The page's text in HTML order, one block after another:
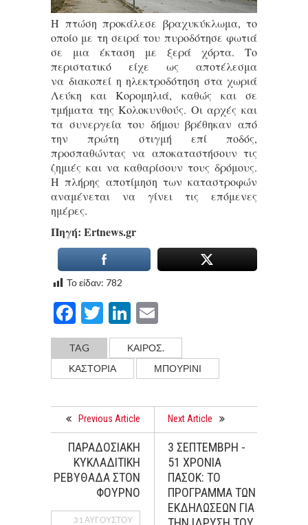
Η πτώση προκάλεσε βραχυκύκλωμα, το
οποίο με τη σειρά του πυροδότησε φωτιά
σε μια έκταση με ξερά χόρτα. Το
περιστατικό είχε ως αποτέλεσμα
να διακοπεί η ηλεκτροδότηση στα χωριά
Λεύκη και Κορομηλιά, καθώς και σε
τμήματα της Κολοκυνθούς. Οι αρχές και
τα συνεργεία του δήμου βρέθηκαν από
την πρώτη στιγμή επί ποδός,
προσπαθώντας να αποκαταστήσουν τις
ζημιές και να καθαρίσουν τους δρόμους.
Η πλήρης αποτίμηση των καταστροφών
αναμένεται να γίνει τις επόμενες
ημέρες.
Πηγή: Εrtnews.gr
Το είδαν: 782
Facebook
TwitterLinkedIn
TAG
ΚΑΙΡΟΣ.
ΚΑΣΤΟΡΙΑ
ΜΠΟΥΡΙΝΙ
Previous Article
ΠΑΡΑΔΟΣΙΑΚΗ
ΚΥΚΛΑΔΙΤΙΚΗ
ΡΕΒΥΘΑΔΑ ΣΤΟΝ
ΦΟΥΡΝΟ
31 ΑΥΓΟΎΣΤΟΥ
Next Article
3 ΣΕΠΤΕΜΒΡΗ -
51 ΧΡΟΝΙΑ
ΠΑΣΟΚ: TO
ΠΡΟΓΡΑΜΜΑ ΤΩΝ
ΕΚΔΗΛΩΣΕΩΝ ΓΙΑ